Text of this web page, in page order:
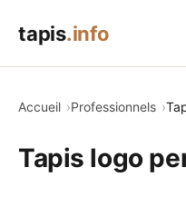
tapis.info
Accueil Professionnels
Tapis logo